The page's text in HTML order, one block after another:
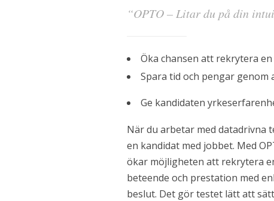
“OPTO – Litar du på din
Öka chansen att rekrytera
Spara tid och pengar
Ge kandidaten
När du arbetar med datadrivna
en kandidat med jobbet. Med
ökar möjligheten att rekrytera
beteende och prestation med
beslut. Det gör testet lätt att
Förberedelser inför en anställningsintervju